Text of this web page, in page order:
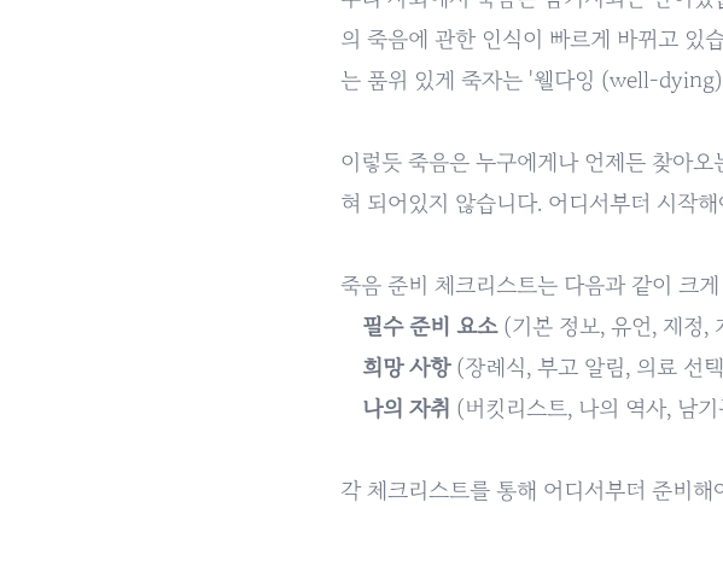
의 죽음에 관한 인식이 빠르게 바뀌고 있
는 품위 있게 죽자는 '웰다잉 (well-
이렇듯 죽음은 누구에게나 언제든 찾아
혀 되어있지 않습니다. 어디서부터 시작
죽음 준비 체크리스트는 다음과 같이 크
필수 준비 요소(기본 정보, 유언, 재정,
희망 사항 (장례식, 부고 알림, 의료 선
나의 자취 (버킷리스트, 나의 역사, 남
각 체크리스트를 통해 어디서부터 준비